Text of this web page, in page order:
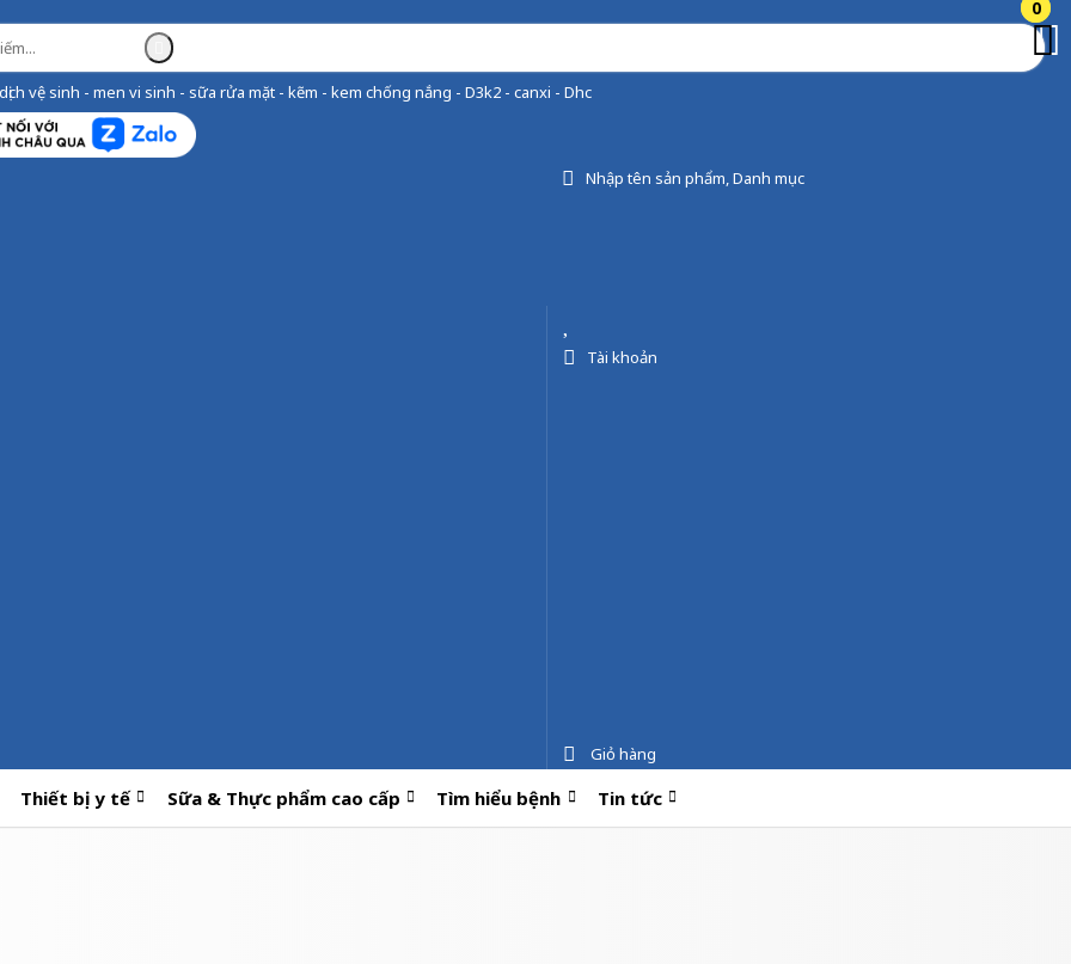
vệ sinh - men vi sinh - sữa rửa mặt - kẽm - kem chống nắng - D3k2 - canxi - Dhc
Nhập tên sản phẩm, Danh mục
0
Tài khoản
0
Giỏ hàng
Thiết bị y tế Sữa & Thực phẩm cao cấp Tìm hiểu bệnh Tin tức